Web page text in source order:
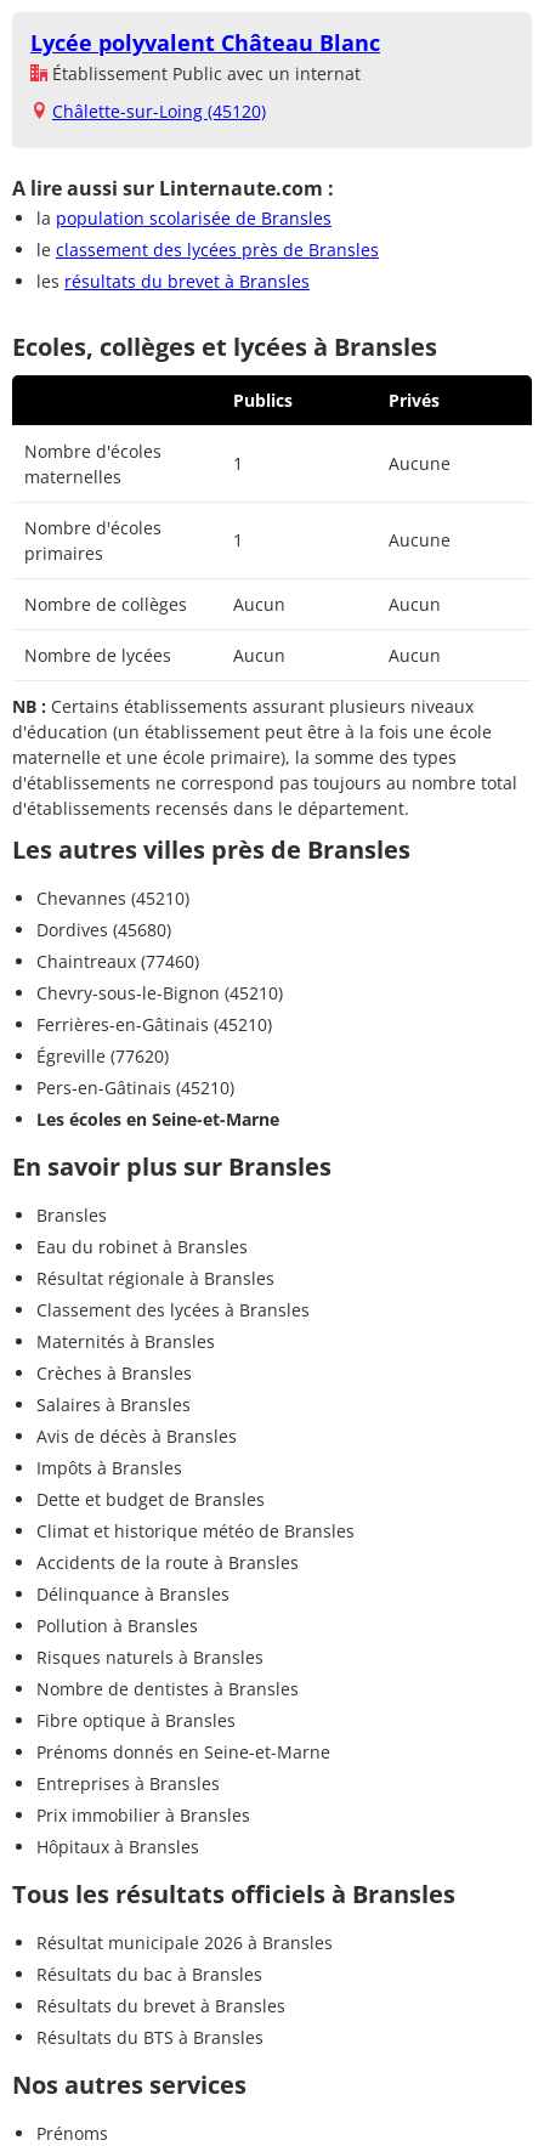
Lycée polyvalent Château Blanc
Établissement Public avec un internat
Châlette-sur-Loing (45120)
A lire aussi sur Linternaute.com :
la population scolarisée de Bransles
le classement des lycées près de Bransles
les résultats du brevet à Bransles
Ecoles, collèges et lycées à Bransles
Publics Privés
Nombre d'écoles
maternelles
1 Aucune
Nombre d'écoles
primaires
1 Aucune
Nombre de collèges Aucun Aucun
Nombre de lycées Aucun Aucun
NB : Certains établissements assurant plusieurs niveaux
d'éducation (un établissement peut être à la fois une école
maternelle et une école primaire), la somme des types
d'établissements ne correspond pas toujours au nombre total
d'établissements recensés dans le département.
Les autres villes près de Bransles
Chevannes (45210)
Dordives (45680)
Chaintreaux (77460)
Chevry-sous-le-Bignon (45210)
Ferrières-en-Gâtinais (45210)
Égreville (77620)
Pers-en-Gâtinais (45210)
Les écoles en Seine-et-Marne
En savoir plus sur Bransles
Bransles
Eau du robinet à Bransles
Résultat régionale à Bransles
Classement des lycées à Bransles
Maternités à Bransles
Crèches à Bransles
Salaires à Bransles
Avis de décès à Bransles
Impôts à Bransles
Dette et budget de Bransles
Climat et historique météo de Bransles
Accidents de la route à Bransles
Délinquance à Bransles
Pollution à Bransles
Risques naturels à Bransles
Nombre de dentistes à Bransles
Fibre optique à Bransles
Prénoms donnés en Seine-et-Marne
Entreprises à Bransles
Prix immobilier à Bransles
Hôpitaux à Bransles
Tous les résultats officiels à Bransles
Résultat municipale 2026 à Bransles
Résultats du bac à Bransles
Résultats du brevet à Bransles
Résultats du BTS à Bransles
Nos autres services
Prénoms